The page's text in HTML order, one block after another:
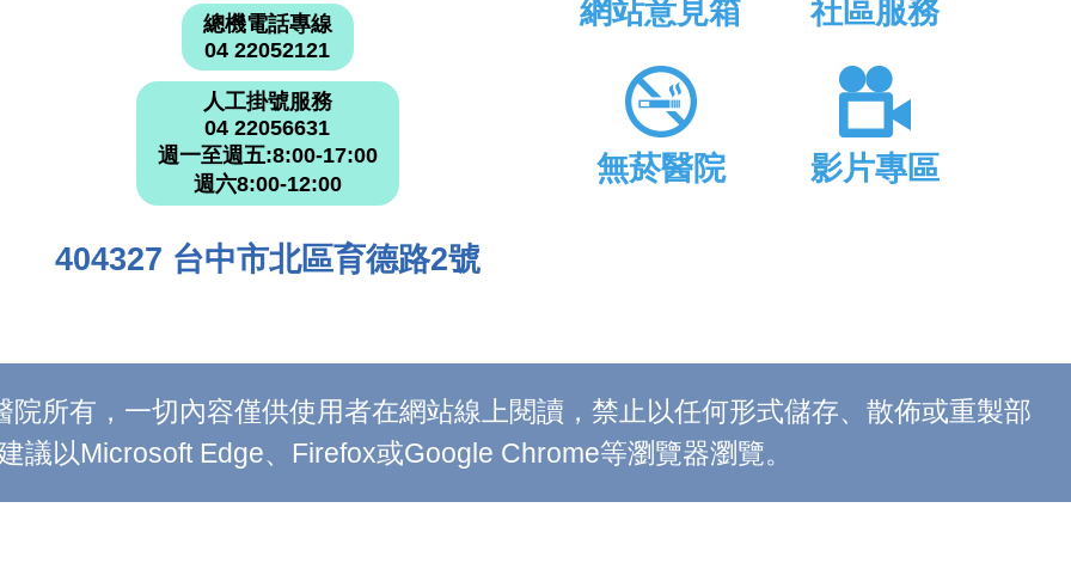
總機電話專線
04 22052121
人工掛號服務
04 22056631
週一至週五:8:00-17:00
週六8:00-12:00
404327 台中市北區育德路2號
網站意見箱 社區服務
無菸醫院 影片專區
所有，一切內容僅供使用者在網站線上閱讀，禁止以任何形式儲存、散佈或重製部
議以Microsoft Edge、Firefox或Google Chrome等瀏覽器瀏覽。